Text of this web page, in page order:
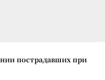
пострадавших при